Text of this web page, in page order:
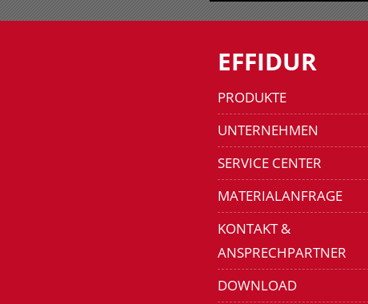
EFFIDUR
PRODUKTE
UNTERNEHMEN
SERVICE CENTER
MATERIALANFRAGE
KONTAKT &
ANSPRECHPARTNER
DOWNLOAD